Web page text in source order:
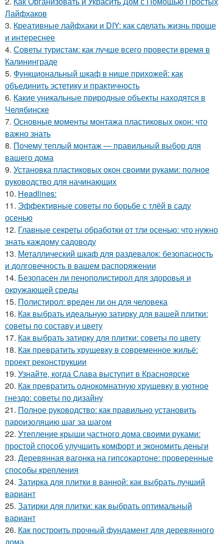
Лайфхаков
3. Креативные лайфхаки и DIY: как сделать жизнь проще
и интереснее
4. Советы туристам: как лучше всего провести время в
Калининграде
5. Функциональный шкаф в нише прихожей: как
объединить эстетику и практичность
6. Какие уникальные природные объекты находятся в
Челябинске
7. Основные моменты монтажа пластиковых окон: что
важно знать
8. Почему теплый монтаж — правильный выбор для
вашего дома
9. Установка пластиковых окон своими руками: полное
руководство для начинающих
10. Headlines:
11. Эффективные советы по борьбе с тлёй в саду
осенью
12. Главные секреты обработки от тли осенью: что нужно
знать каждому садоводу
13. Металлический шкаф для раздевалок: безопасность
и долговечность в вашем распоряжении
14. Безопасен ли пенополистирол для здоровья и
окружающей среды
15. Полистирол: вреден ли он для человека
16. Как выбрать идеальную затирку для вашей плитки:
советы по составу и цвету
17. Как выбрать затирку для плитки: советы по цвету
18. Как превратить хрущевку в современное жильё:
проект реконструкции
19. Узнайте, когда Слава выступит в Красноярске
20. Как превратить однокомнатную хрущевку в уютное
гнездо: советы по дизайну
21. Полное руководство: как правильно установить
пароизоляцию шаг за шагом
22. Утепление крыши частного дома своими руками:
простой способ улучшить комфорт и экономить деньги
23. Деревянная вагонка на гипсокартоне: проверенные
способы крепления
24. Затирка для плитки в ванной: как выбрать лучший
вариант
25. Затирки для плитки: как выбрать оптимальный
вариант
26. Как построить прочный фундамент для деревянного